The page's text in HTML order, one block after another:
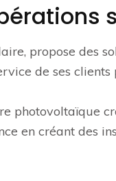
propose des
de ses clients
photovoltaïque
en créant des